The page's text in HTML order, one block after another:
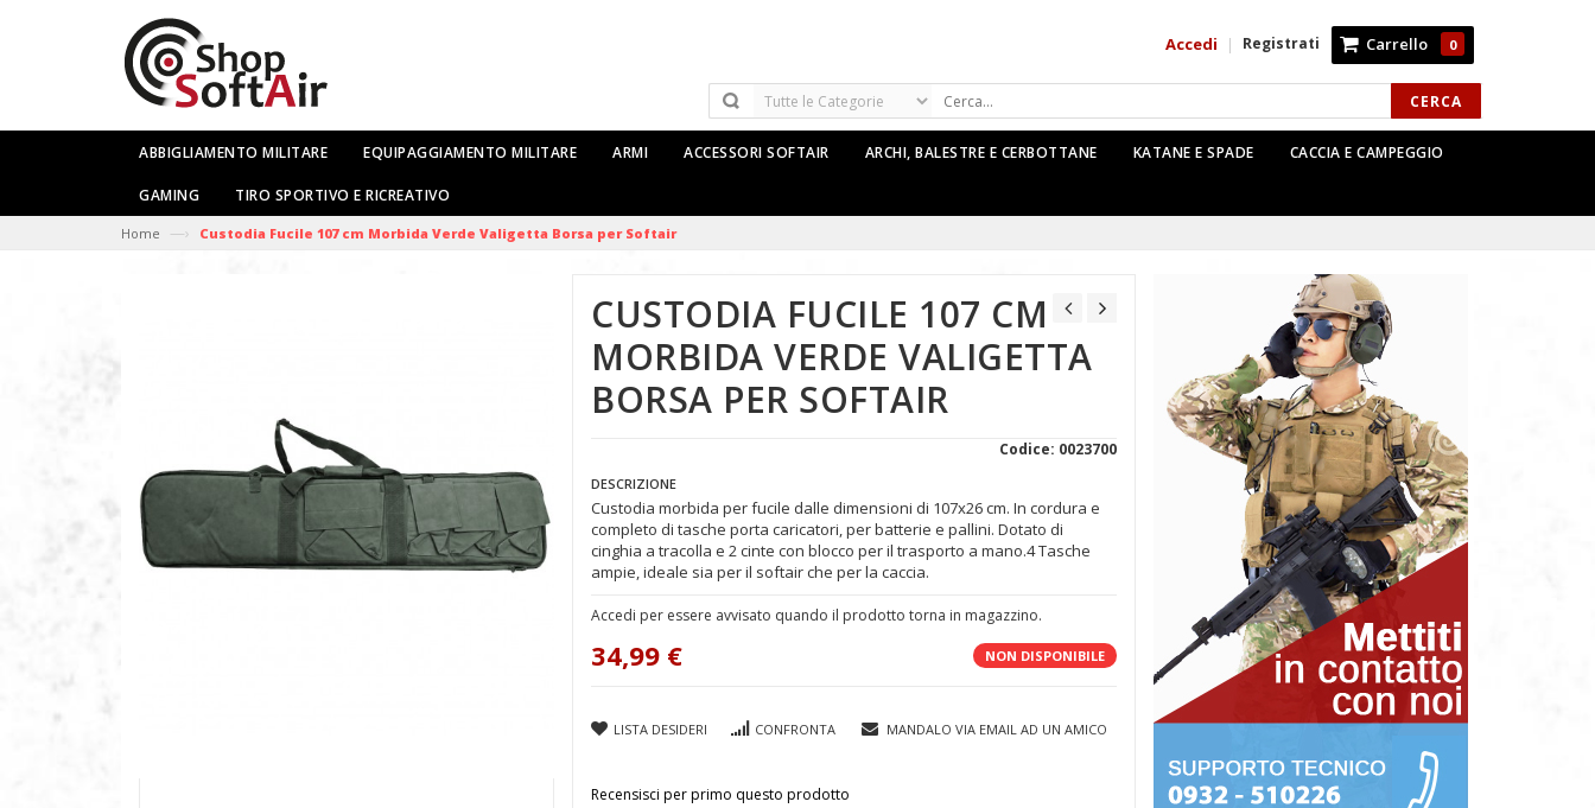
CERCA
Carrello 0
Registrati
|
Accedi
ABBIGLIAMENTO MILITARE EQUIPAGGIAMENTO MILITARE ARMI ACCESSORI SOFTAIR ARCHI, BALESTRE E CERBOTTANE KATANE E SPADE CACCIA E CAMPEGGIO
GAMING TIRO SPORTIVO E RICREATIVO
Home —› Custodia Fucile 107 cm Morbida Verde Valigetta Borsa per Softair
CUSTODIA FUCILE 107 CM
MORBIDA VERDE VALIGETTA
BORSA PER SOFTAIR
Codice: 0023700
DESCRIZIONE
Custodia morbida per fucile dalle dimensioni di 107x26 cm. In cordura e
completo di tasche porta caricatori, per batterie e pallini. Dotato di
cinghia a tracolla e 2 cinte con blocco per il trasporto a mano.4 Tasche
ampie, ideale sia per il softair che per la caccia.
Accedi per essere avvisato quando il prodotto torna in magazzino.
NON DISPONIBILE
34,99 €
LISTA DESIDERI CONFRONTA MANDALO VIA EMAIL AD UN AMICO
Recensisci per primo questo prodotto